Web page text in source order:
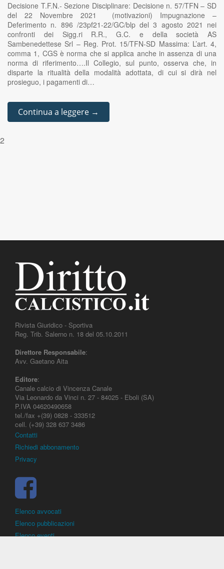
Decisione T.F.N.- Sezione Disciplinare: Decisione n. 57/TFN – SD
del 22 Novembre 2021 (motivazioni) Impugnazione –
Deferimento n. 896 /23pf21-22/GC/blp del 3 agosto 2021 nei
confronti dei Sigg.ri R.R., G.C. e della società AS
Sambenedettese Srl – Reg. Prot. 15/TFN-SD Massima: L’art. 4,
comma 1, CGS è norma che si applica anche in assenza di una
norma di riferimento….Il Collegio, sul punto, osserva che, in
disparte la ritualità della modalità adottata, di cui si dirà nel
prosieguo, i pagamenti di…
Continua a leggere →
2
Rivista Giuridico - Sportiva
Reg. Trib. Salerno n. 18 del 05.10.2011
Direttore Responsabile:
Avv. Gaetano Aita
Editore:
Canale calcio di Vincenza Canale
Via Leonardo da Vinci n. 27 - 84025 - Eboli (SA)
P.IVA 04620490658
tel./fax +(39) 0828 - 333512
cell. (+39) 328 637 3486
Contatti
Richiedi abbonamento
Privacy
Elenco avvocati
Elenco pubblicazioni
Elenco eventi